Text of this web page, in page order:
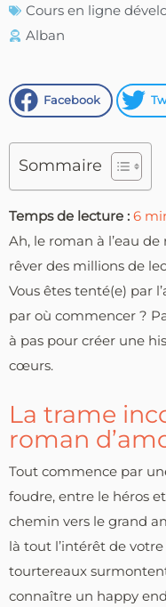
Cours en ligne
Alban
Facebook
Sommaire
Temps de lecture : 6
Ah, le roman à l’eau
rêver des millions de
Vous êtes tenté(e) par
par où commencer ?
à pas pour créer une
cœurs.
La trame
roman
Tout commence par
foudre, entre le héros
chemin vers le grand
là tout l’intérêt de
tourtereaux
connaître un happy